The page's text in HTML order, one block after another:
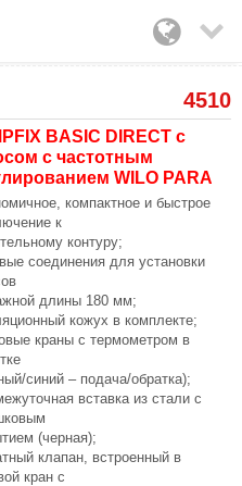

4510
BASIC DIRECT с
с частотным
WILO PARA
компактное и быстрое
к
контуру;
соединения для установки
длины 180 мм;
кожух в комплекте;
краны с термометром в
синий – подача/обратка);
вставка из стали с
(черная);
клапан, встроенный в
кран с